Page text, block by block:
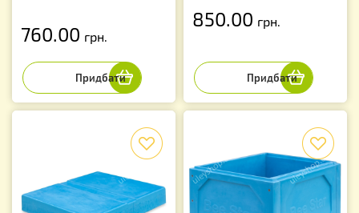
760.00 грн.
850.00 грн.